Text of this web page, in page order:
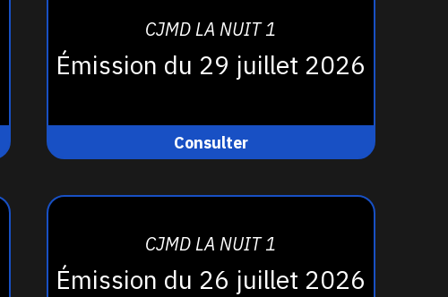
CJMD LA NUIT 1
Émission du 29 juillet 2026
Consulter
CJMD LA NUIT 1
Émission du 26 juillet 2026